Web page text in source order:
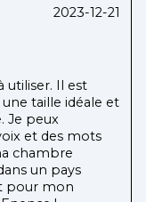
2023-12-21
utiliser. Il est
taille idéale et
Je peux
et des mots
chambre
un pays
pour mon